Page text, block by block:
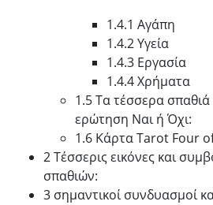
1.4.1 Αγάπη
1.4.2 Υγεία
1.4.3 Εργασία
1.4.4 Χρήματα
1.5 Τα τέσσερα σπαθιά
ερώτηση Ναι ή Όχι:
1.6 Κάρτα Tarot Four
2 Τέσσερις εικόνες και
σπαθιών:
3 σημαντικοί συνδυασμοί